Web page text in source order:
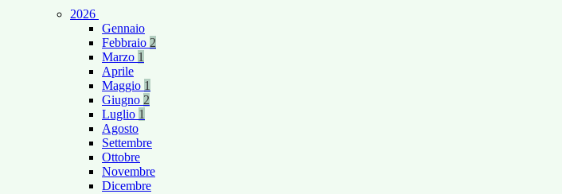
2026
Gennaio
Febbraio 2
Marzo 1
Aprile
Maggio 1
Giugno 2
Luglio 1
Agosto
Settembre
Ottobre
Novembre
Dicembre